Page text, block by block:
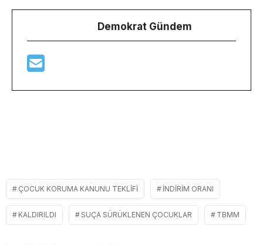
Demokrat Gündem
ÇOCUK KORUMA KANUNU TEKLIFI INDIRIM ORANI
KALDIRILDI SUÇA SÜRÜKLENEN ÇOCUKLAR TBMM